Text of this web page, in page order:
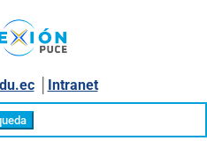
│ Intranet